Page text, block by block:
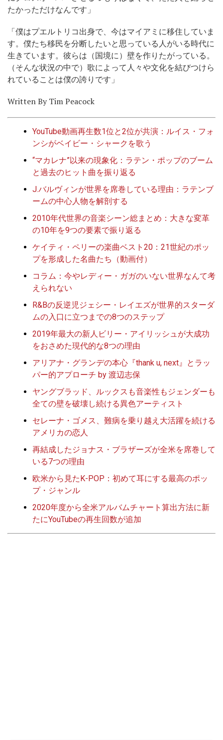
たかっただけなんです」
「僕はプエルトリコ出身で、今はマイアミに移住していま
す。僕たち移民を分断したいと思っている人がいる時代に
生きています。彼らは（国境に）壁を作りたがっている。
（そんな状況の中で）歌によって人々や文化を結びつけら
れていることは僕の誇りです」
Written By Tim Peacock
YouTube動画再生数1位と2位が共演：ルイス・フォ
ンシがベイビー・シャークを歌う
“マカレナ”以来の現象化：ラテン・ポップのブーム
と過去のヒット曲を振り返る
J.バルヴィンが世界を席巻している理由：ラテンブ
ームの中心人物を解剖する
2010年代世界の音楽シーン総まとめ：大きな変革
の10年を9つの要素で振り返る
ケイティ・ペリーの楽曲ベスト20：21世紀のポッ
プを形成した名曲たち（動画付）
コラム：今やレディー・ガガのいない世界なんて考
えられない
R&Bの反逆児ジェシー・レイエズが世界的スターダ
ムの入口に立つまでの8つのステップ
2019年最大の新人ビリー・アイリッシュが大成功
をおさめた現代的な8つの理由
アリアナ・グランデの本心『thank u, next』とラッ
パー的アプローチ by 渡辺志保
ヤングブラッド、ルックスも音楽性もジェンダーも
全ての壁を破壊し続ける異色アーティスト
セレーナ・ゴメス、難病を乗り越え大活躍を続ける
アメリカの恋人
再結成したジョナス・ブラザーズが全米を席巻して
いる7つの理由
欧米から見たK-POP：初めて耳にする最高のポッ
プ・ジャンル
2020年度から全米アルバムチャート算出方法に新
たにYouTubeの再生回数が追加